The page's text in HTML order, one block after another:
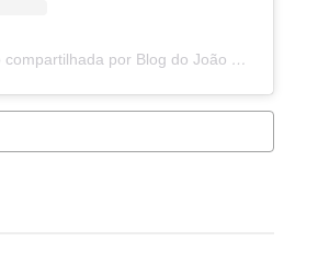
Uma publicação compartilhada por Blog do João Marcolino (@joaomarcolinoneto)